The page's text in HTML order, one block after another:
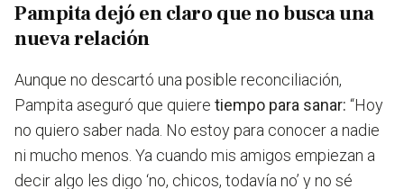
Pampita dejó en claro que no busca una
nueva relación
Aunque no descartó una posible reconciliación,
Pampita aseguró que quiere tiempo para sanar: “Hoy
no quiero saber nada. No estoy para conocer a nadie
ni mucho menos. Ya cuando mis amigos empiezan a
decir algo les digo ‘no, chicos, todavía no’ yno sé